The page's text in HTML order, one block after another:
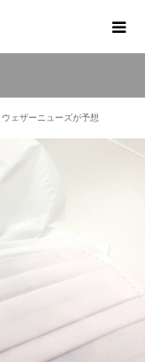
ェザーニューズが予想